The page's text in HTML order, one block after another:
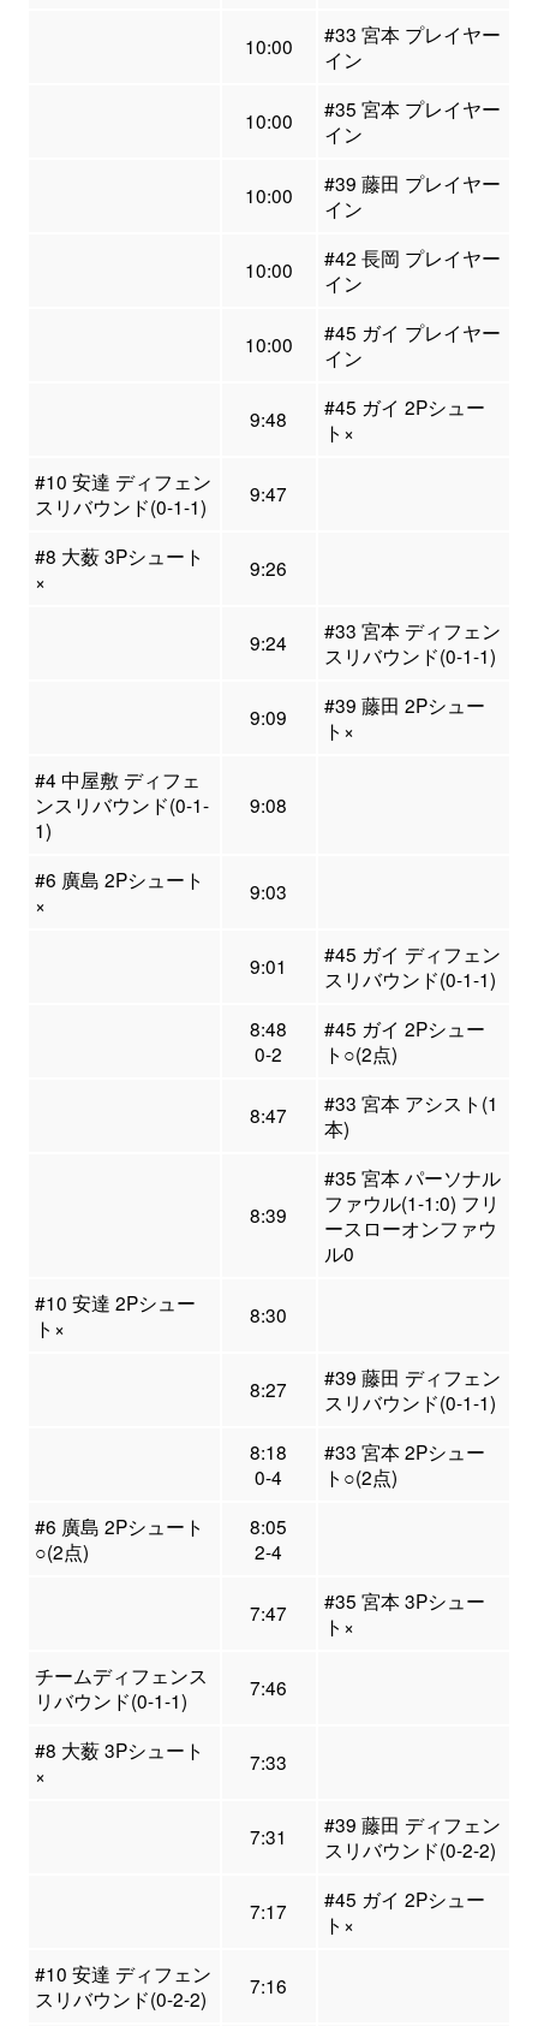
10:00
#33 宮本 プレイヤー
イン
10:00
#35 宮本 プレイヤー
イン
10:00
#39 藤田 プレイヤー
イン
10:00
#42 長岡 プレイヤー
イン
10:00
#45 ガイ プレイヤー
イン
9:48
#45 ガイ 2Pシュー
ト×
#10 安達 ディフェン
スリバウンド(0-1-1)
9:47
#8 大薮 3Pシュート
×
9:26
9:24
#33 宮本 ディフェン
スリバウンド(0-1-1)
9:09
#39 藤田 2Pシュー
ト×
#4 中屋敷 ディフェ
ンスリバウンド(0-1-
1)
9:08
#6 廣島 2Pシュート
×
9:03
9:01
#45 ガイ ディフェン
スリバウンド(0-1-1)
8:48
0-2
#45 ガイ 2Pシュー
ト○(2点)
8:47
#33 宮本 アシスト(1
本)
8:39
#35 宮本 パーソナル
ファウル(1-1:0) フリ
ースローオンファウ
ル0
#10 安達 2Pシュー
ト×
8:30
8:27
#39 藤田 ディフェン
スリバウンド(0-1-1)
8:18
0-4
#33 宮本 2Pシュー
ト○(2点)
#6 廣島 2Pシュート
○(2点)
8:05
2-4
7:47
#35 宮本 3Pシュー
ト×
チームディフェンス
リバウンド(0-1-1)
7:46
#8 大薮 3Pシュート
×
7:33
7:31
#39 藤田 ディフェン
スリバウンド(0-2-2)
7:17
#45 ガイ 2Pシュー
ト×
#10 安達 ディフェン
スリバウンド(0-2-2)
7:16